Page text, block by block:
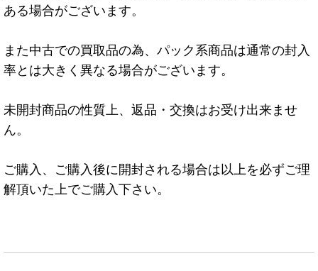
ある場合がございます。
また中古での買取品の為、パック系商品は通常の封入
率とは大きく異なる場合がございます。
未開封商品の性質上、返品・交換はお受け出来ませ
ん。
ご購入、ご購入後に開封される場合は以上を必ずご理
解頂いた上でご購入下さい。